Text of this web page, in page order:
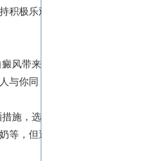
积极乐观
风带来的
与你同
施，选择
等，但避